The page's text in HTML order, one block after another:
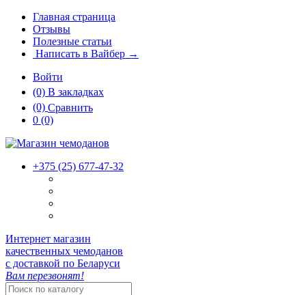
Главная страница
Отзывы
Полезные статьи
Написать в Вайбер →
Войти
(0) В закладках
(0) Сравнить
0 (0)
+375 (25) 677-47-32
Интернет магазин
качественных чемоданов
с доставкой по Беларуси
Вам перезвонят!